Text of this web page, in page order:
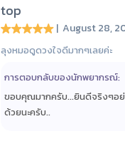
top
| August 28,
ลุงหมอดูดวงใจดีมากๆเลยค่ะ
การตอบกลับของนักพยากรณ์:
ขอบคุณมากครับ...ยินดีจริงๆอ
ด้วยนะครับ..